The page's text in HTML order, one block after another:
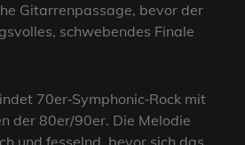
Gitarrenpassage, bevor der
schwebendes Finale
70er‑Symphonic‑Rock mit
der 80er/90er. Die Melodie